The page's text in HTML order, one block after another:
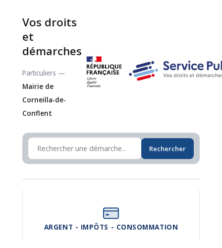
Vos droits
et
démarches
Particuliers —
Mairie de
Corneilla-de-
Conflent
Rechercher
ARGENT - IMPÔTS - CONSOMMATION